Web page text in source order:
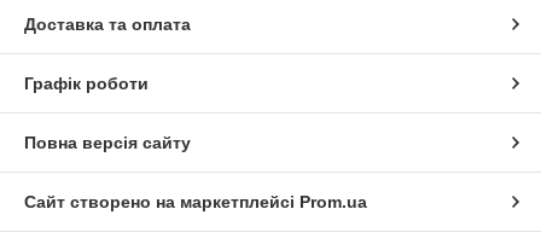
Доставка та оплата
Графік роботи
Повна версія сайту
Сайт створено на маркетплейсі Prom.ua